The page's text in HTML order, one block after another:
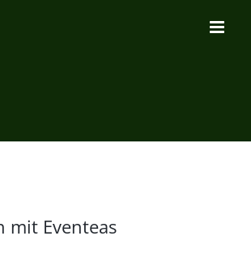
mit Eventeas